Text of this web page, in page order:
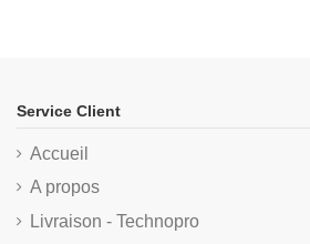
Service Client
Accueil
A propos
Livraison - Technopro